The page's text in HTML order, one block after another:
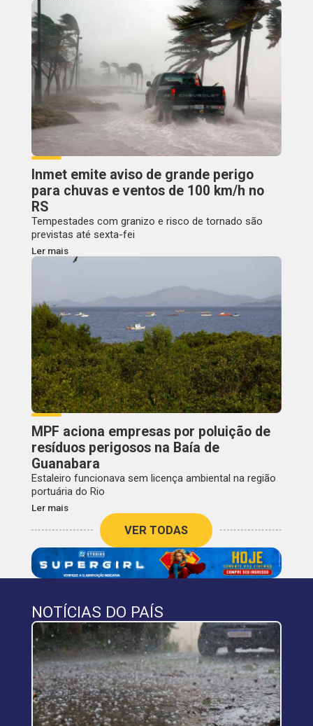
Inmet emite aviso de grande perigo
para chuvas e ventos de 100 km/h no
RS
Tempestades com granizo e risco de tornado são
previstas até sexta-fei
Ler mais
MPF aciona empresas por poluição de
resíduos perigosos na Baía de
Guanabara
Estaleiro funcionava sem licença ambiental na região
portuária do Rio
Ler mais
VER TODAS
NOTÍCIAS DO PAÍS